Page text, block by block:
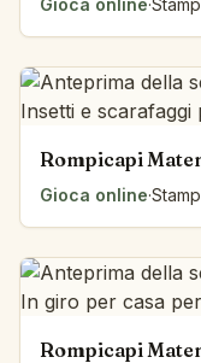
Gioca online·
Rompicapi
Gioca online·
Rompicapi